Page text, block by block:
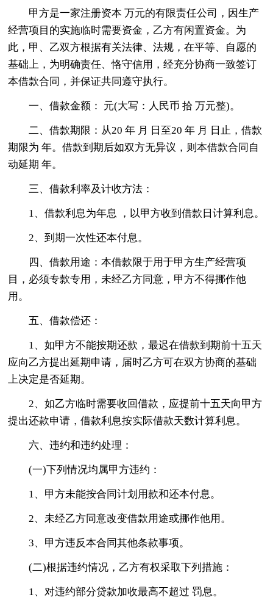
甲方是一家注册资本 万元的有限责任公司，因生产
经营项目的实施临时需要资金，乙方有闲置资金。为
此，甲、乙双方根据有关法律、法规，在平等、自愿的
基础上，为明确责任、恪守信用，经充分协商一致签订
本借款合同，并保证共同遵守执行。
一、借款金额： 元(大写：人民币 拾 万元整)。
二、借款期限：从20 年 月 日至20 年 月 日止，借款
期限为 年。借款到期后如双方无异议，则本借款合同自
动延期 年。
三、借款利率及计收方法：
1、借款利息为年息 ，以甲方收到借款日计算利息。
2、到期一次性还本付息。
四、借款用途：本借款限于用于甲方生产经营项
目，必须专款专用，未经乙方同意，甲方不得挪作他
用。
五、借款偿还：
1、如甲方不能按期还款，最迟在借款到期前十五天
应向乙方提出延期申请，届时乙方可在双方协商的基础
上决定是否延期。
2、如乙方临时需要收回借款，应提前十五天向甲方
提出还款申请，借款利息按实际借款天数计算利息。
六、违约和违约处理：
(一)下列情况均属甲方违约：
1、甲方未能按合同计划用款和还本付息。
2、未经乙方同意改变借款用途或挪作他用。
3、甲方违反本合同其他条款事项。
(二)根据违约情况，乙方有权采取下列措施：
1、对违约部分贷款加收最高不超过 罚息。